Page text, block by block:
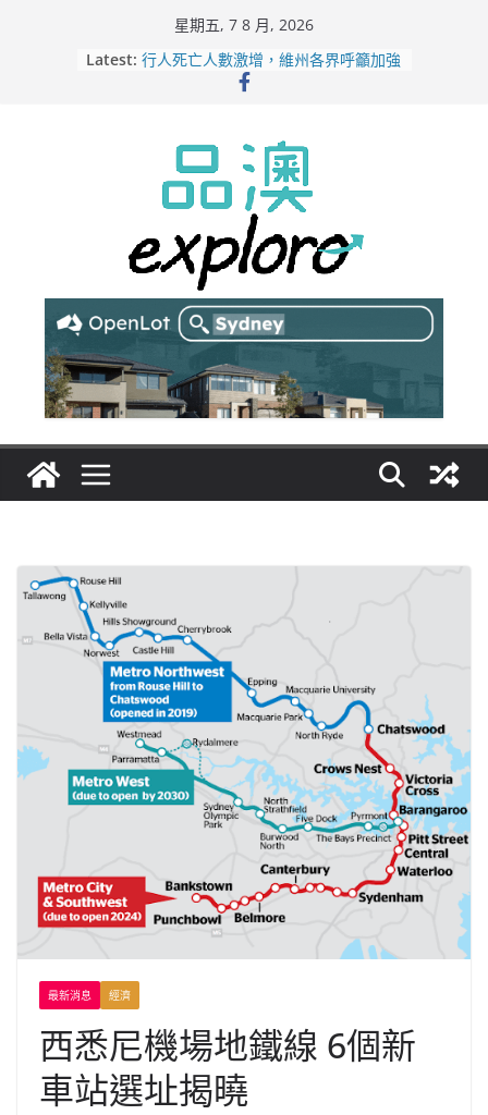
星期五, 7 8 月, 2026
Latest: 行人死亡人數激增，維州各界呼籲加強
美商二手巨頭進駐吉朗，在地慈善小店
憂生存空間遭擠壓
電動車電池爭端隱憂浮現！經銷商警告
澳洲恐迎訴訟浪潮
拒絕白工！ Aldi涉強迫無薪加班 掏
5500萬澳元和解
最新消息 經濟
西悉尼機場地鐵線 6個新
車站選址揭曉